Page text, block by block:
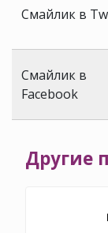
Смайлик в
Смайлик в
Facebook
Другие